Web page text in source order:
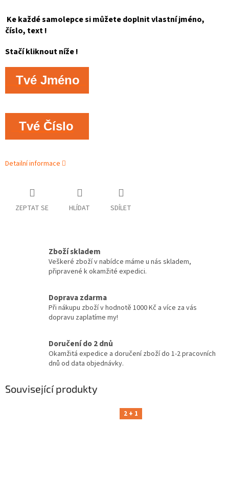
Ke každé samolepce si můžete doplnit vlastní jméno,
číslo, text !
Stačí kliknout níže !
Tvé Jméno
Tvé Číslo
Detailní informace
ZEPTAT SE HLÍDAT SDÍLET
Zboží skladem
Veškeré zboží v nabídce máme u nás skladem,
připravené k okamžité expedici.
Doprava zdarma
Při nákupu zboží v hodnotě 1000 Kč a více za vás
dopravu zaplatíme my!
Doručení do 2 dnů
Okamžitá expedice a doručení zboží do 1-2 pracovních
dnů od data objednávky.
Související produkty
2 + 1